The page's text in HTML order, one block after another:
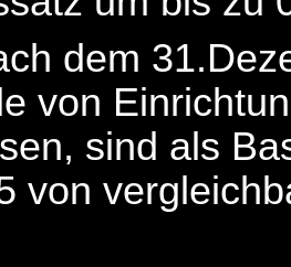
dem
von
sind als
von